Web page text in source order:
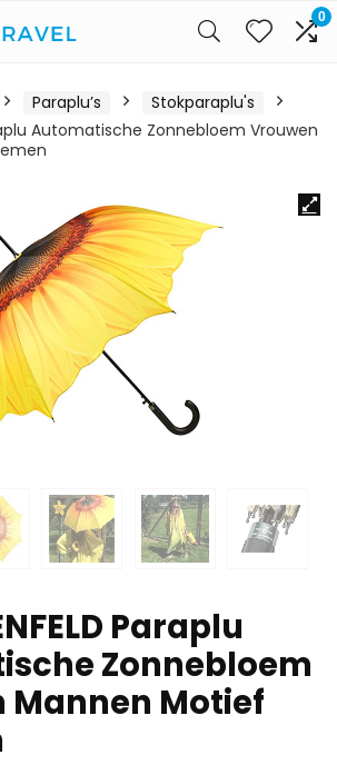
0
Paraplu’s
Stokparaplu's
Automatische Zonnebloem Vrouwen
Paraplu
Zonnebloem
Mannen Motief